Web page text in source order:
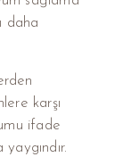
daha
karşı
ifade